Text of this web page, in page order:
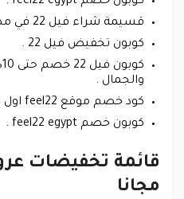
قسيمة شراء فيل 22 في مصر .
كوبون تخفيض فيل 22 .
والجمال .
كود خصم موقع feel22 اول طلب .
كوبون خصم feel22 egypt .
مجانا